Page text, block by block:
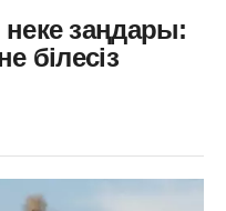
заңдары:
білесіз